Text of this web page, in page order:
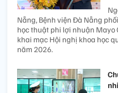
Nẵng, Bệnh viện Đà Nẵng
học thuật phi lợi nhuận Mayo
khai mạc Hội nghị khoa học
năm 2026.